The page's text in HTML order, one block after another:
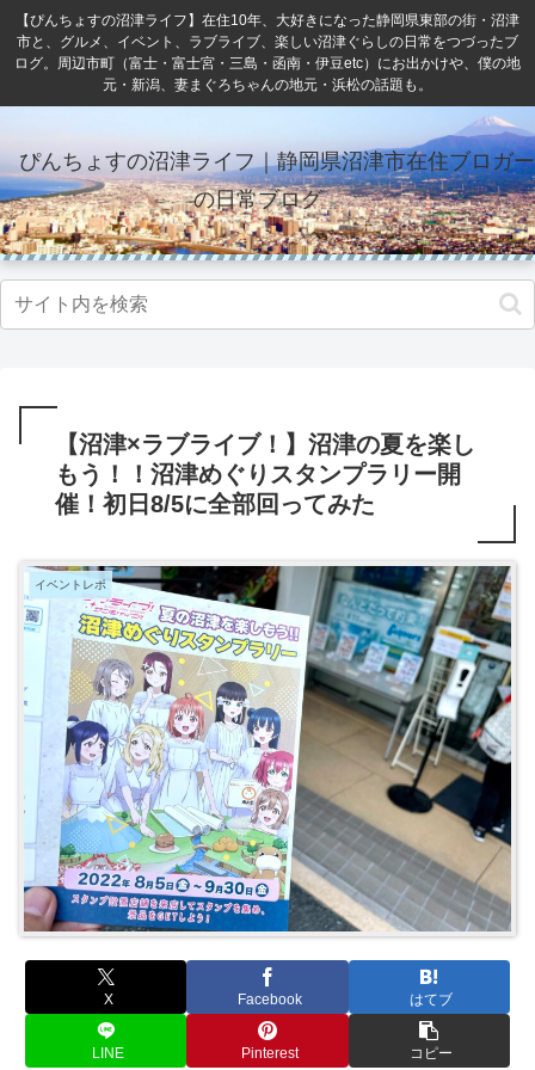
【ぴんちょすの沼津ライフ】在住10年、大好きになった静岡県東部の街・沼津
市と、グルメ、イベント、ラブライブ、楽しい沼津ぐらしの日常をつづったブ
ログ。周辺市町（富士・富士宮・三島・函南・伊豆etc）にお出かけや、僕の地
元・新潟、妻まぐろちゃんの地元・浜松の話題も。
ぴんちょすの沼津ライフ｜静岡県沼津市在住ブロガー
の日常ブログ
【沼津×ラブライブ！】沼津の夏を楽し
もう！！沼津めぐりスタンプラリー開
催！初日8/5に全部回ってみた
イベントレポ
X Facebook はてブ
LINE Pinterest コピー